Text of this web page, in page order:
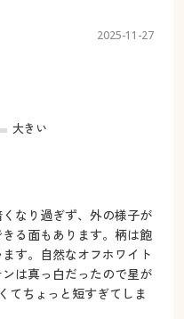
2025-11-27
大きい
なり過ぎず、外の様子が
る面もあります。柄は飽
す。自然なオフホワイト
は真っ白だったので星が
てちょっと短すぎてしま